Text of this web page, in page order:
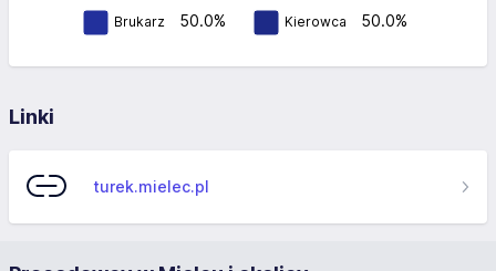
Brukarz 50.0% Kierowca 50.0%
Linki
turek.mielec.pl